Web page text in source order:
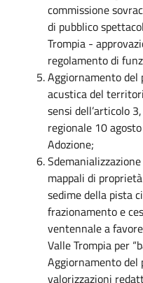
commissione
di pubblico
Trompia -
regolamento di
Aggiornamento del
acustica del
sensi dell’articolo
regionale 10
Adozione;
mappali di
sedime della pista
frazionamento e
ventennale a
Valle Trompia per
Aggiornamento del
valorizzazioni